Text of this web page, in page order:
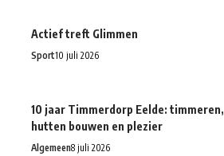
Actief treft Glimmen
Sport10 juli 2026
10 jaar Timmerdorp Eelde: timmeren,
hutten bouwen en plezier
Algemeen8 juli 2026